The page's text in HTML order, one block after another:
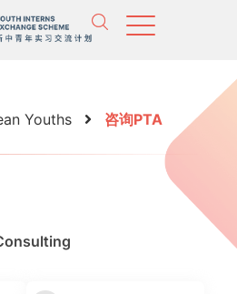
Youths 咨询PTA